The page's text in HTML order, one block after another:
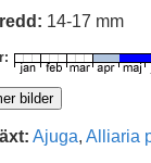
14-17 mm
Ajuga, Alliaria